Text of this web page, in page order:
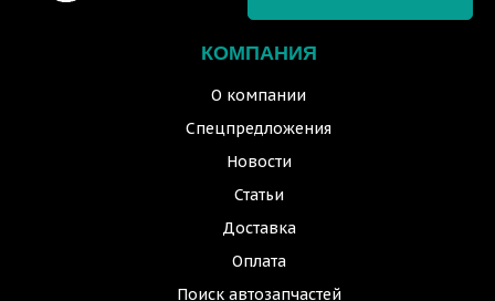
КОМПАНИЯ
О компании
Спецпредложения
Новости
Статьи
Доставка
Оплата
Поиск автозапчастей